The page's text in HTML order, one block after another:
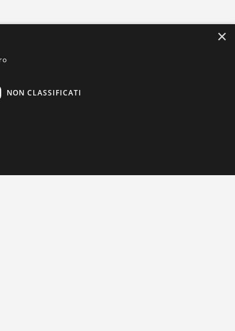
×
NON CLASSIFICATI